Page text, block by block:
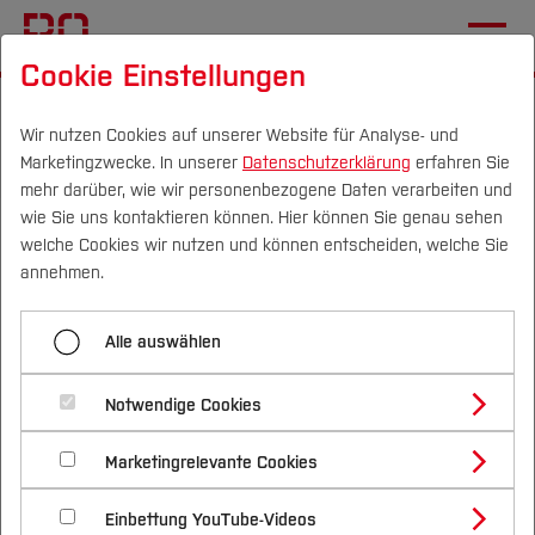
Campus Personen DE|EN Quicklinks
Studium
Studienangebote
Bachelorstudiengänge
Masterstudiengänge
Vor dem Studium
Bewerben & Einschreiben
Bewerbungsportal
Im Studium
Studienbüros und Prüfungen
Nach dem Studium
Forschung & Transfer
Profil
Forschungs- und Transferprofil
Schwerpunkte (FuT)
Beratung & Förderung
Nachhaltigkeit
Nachhaltigkeit studieren
International
International Office
Angebote IO
Buddy Programm
Buddy up. Connect locally.
Make friends
Welcome to the BO Buddy Program
— Your first step in Bochum!
Are you a new international student at
Hochschule Bochum? Whether you are here for a
Cookie Einstellungen
Wir nutzen Cookies auf unserer Website für Analyse- und
Marketingzwecke. In unserer Datenschutzerklärung erfahren Sie
mehr darüber, wie wir personenbezogene Daten verarbeiten und
wie Sie uns kontaktieren können. Hier können Sie genau sehen
welche Cookies wir nutzen und können entscheiden, welche Sie
annehmen.
Alle auswählen
Notwendige Cookies
Marketingrelevante Cookies
Einbettung YouTube-Videos